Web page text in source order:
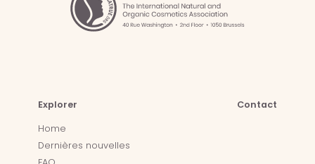
Explorer
Home
Dernières nouvelles
Contact